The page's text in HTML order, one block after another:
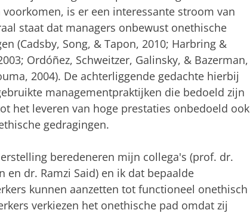
is er een interessante stroom van
staat dat managers onbewust onethische
(Cadsby, Song, & Tapon, 2010; Harbring &
Ordóñez, Schweitzer, Galinsky, & Bazerman,
2004). De achterliggende gedachte hierbij
managementpraktijken die bedoeld zijn
het leveren van hoge prestaties onbedoeld ook
gedragingen.
beredeneren mijn collega's (prof. dr.
en dr. Ramzi Said) en ik dat bepaalde
kunnen aanzetten tot functioneel onethisch
verkiezen het onethische pad omdat zij